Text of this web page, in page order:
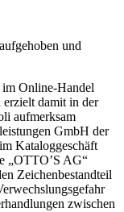
und
im Online-Handel
erzielt damit in der
aufmerksam
GmbH der
Kataloggeschäft
„OTTO’S AG“
Zeichenbestandteil
zwischen